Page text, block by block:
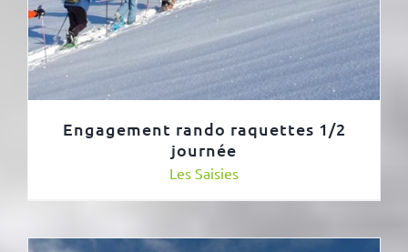
Engagement rando raquettes 1/2
journée
Les Saisies